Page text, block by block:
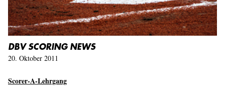
DBV SCORING NEWS
20. Oktober 2011
Scorer-A-Lehrgang